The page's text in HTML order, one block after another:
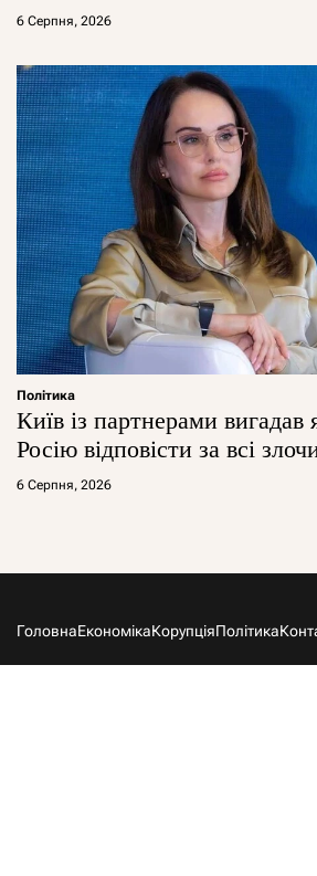
6 Серпня, 2026
Політика
Київ із партнерами вигадав
Росію відповісти за всі
6 Серпня, 2026
ГоловнаЕкономікаКорупціяПолітика